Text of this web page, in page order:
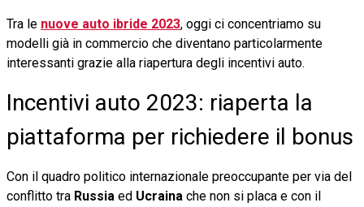
Tra le nuove auto ibride 2023, oggi ci concentriamo su
modelli già in commercio che diventano particolarmente
interessanti grazie alla riapertura degli incentivi auto.
Incentivi auto 2023: riaperta la
piattaforma per richiedere il bonus
Con il quadro politico internazionale preoccupante per via del
conflitto tra Russia ed Ucraina che non si placa e con il